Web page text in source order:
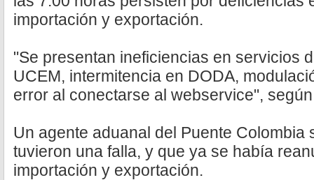
importación y exportación.
"Se presentan ineficiencias en servicios
UCEM, intermitencia en DODA,
error al conectarse al webservice",
Un agente aduanal del Puente Colombia
tuvieron una falla, y que ya se había
importación y exportación.